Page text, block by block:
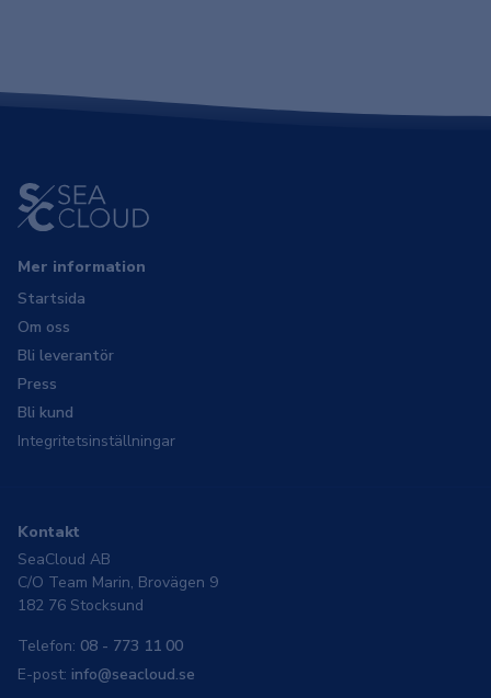
Mer information
Startsida
Om oss
Bli leverantör
Press
Bli kund
Integritetsinställningar
Kontakt
SeaCloud AB
C/O Team Marin, Brovägen 9
182 76 Stocksund
Telefon: 08 - 773 11 00
E-post: info@seacloud.se